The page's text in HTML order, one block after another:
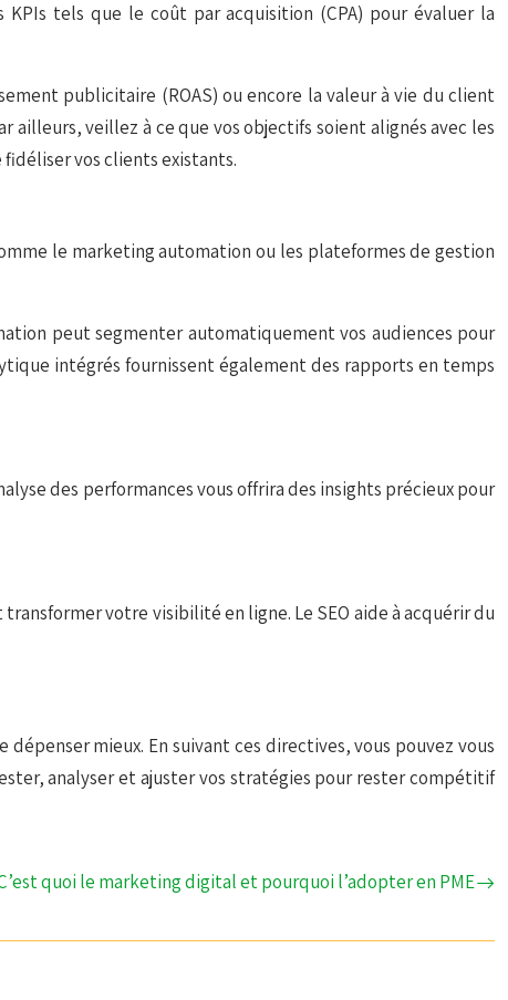
tels que le coût par acquisition (CPA) pour évaluer la
publicitaire (ROAS) ou encore la valeur à vie du client
ailleurs, veillez à ce que vos objectifs soient alignés avec les
vos clients existants.
le marketing automation ou les plateformes de gestion
peut segmenter automatiquement vos audiences pour
intégrés fournissent également des rapports en temps
des performances vous offrira des insights précieux pour
transformer votre visibilité en ligne. Le SEO aide à acquérir du
mieux. En suivant ces directives, vous pouvez vous
analyser et ajuster vos stratégies pour rester compétitif
quoi le marketing digital et pourquoi l’adopter en PME